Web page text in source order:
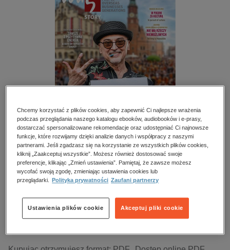
edukacja
hobby, sport, rozrywka
komputery, internet, technologie, informatyka
kobiece, lifestyle, kultura
polityka, społeczno-informacyjne
inne
popularno-naukowe
historia
zdrowie
religie
Why Story – e-wydanie – 1/2026
Numery archiwalne
Chcemy korzystać z plików cookies, aby zapewnić Ci najlepsze wrażenia
podczas przeglądania naszego katalogu ebooków, audiobooków i e-prasy,
dostarczać spersonalizowane rekomendacje oraz udostępniać Ci najnowsze
funkcje, które rozwijamy dzięki analizie danych i współpracy z naszymi
partnerami. Jeśli zgadzasz się na korzystanie ze wszystkich plików cookies,
kliknij „Zaakceptuj wszystkie”. Możesz również dostosować swoje
preferencje, klikając „Zmień ustawienia”. Pamiętaj, że zawsze możesz
wycofać swoją zgodę, zmieniając ustawienia cookies lub
przeglądarki.
Polityka prywatności Zaufani partnerzy
Akceptuj pliki cookie
Ustawienia plików cookie